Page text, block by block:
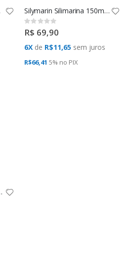
Silymarin Silimarina 150mg 60Vcaps Now Foods
Rating:
0%
R$ 69,90
6X de R$11,65 sem juros
R$66,41 5% no PIX
Life Extension